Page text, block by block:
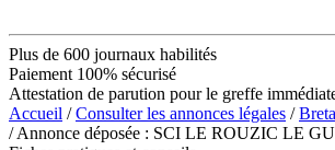
Plus de 600 journaux habilités
Paiement 100% sécurisé
Attestation de parution pour le greffe
Accueil /Consulter les annonces légales /
/ Annonce déposée : SCI LE ROUZIC LE